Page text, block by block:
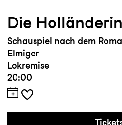
Die
Schauspiel nach dem
Elmiger
Lokremise
20:00